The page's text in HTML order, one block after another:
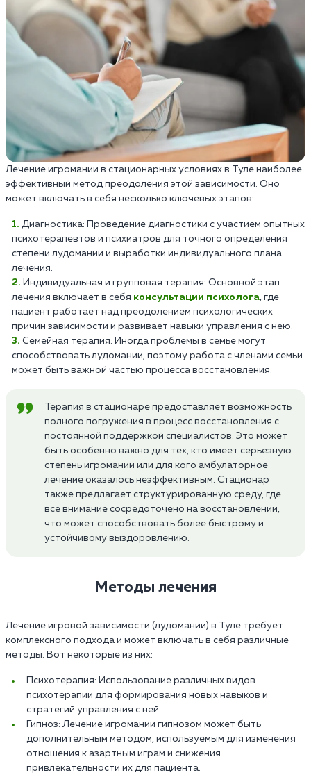
Лечение игромании в стационарных условиях в Туле наиболее
эффективный метод преодоления этой зависимости. Оно
может включать в себя несколько ключевых этапов:
Диагностика: Проведение диагностики с участием опытных
психотерапевтов и психиатров для точного определения
степени лудомании и выработки индивидуального плана
лечения.
Индивидуальная и групповая терапия: Основной этап
лечения включает в себя консультации психолога, где
пациент работает над преодолением психологических
причин зависимости и развивает навыки управления с нею.
Семейная терапия: Иногда проблемы в семье могут
способствовать лудомании, поэтому работа с членами семьи
может быть важной частью процесса восстановления.
Терапия в стационаре предоставляет возможность
полного погружения в процесс восстановления с
постоянной поддержкой специалистов. Это может
быть особенно важно для тех, кто имеет серьезную
степень игромании или для кого амбулаторное
лечение оказалось неэффективным. Стационар
также предлагает структурированную среду, где
все внимание сосредоточено на восстановлении,
что может способствовать более быстрому и
устойчивому выздоровлению.
Методы лечения
Лечение игровой зависимости (лудомании) в Туле требует
комплексного подхода и может включать в себя различные
методы. Вот некоторые из них:
Психотерапия: Использование различных видов
психотерапии для формирования новых навыков и
стратегий управления с ней.
Гипноз: Лечение игромании гипнозом может быть
дополнительным методом, используемым для изменения
отношения к азартным играм и снижения
привлекательности их для пациента.